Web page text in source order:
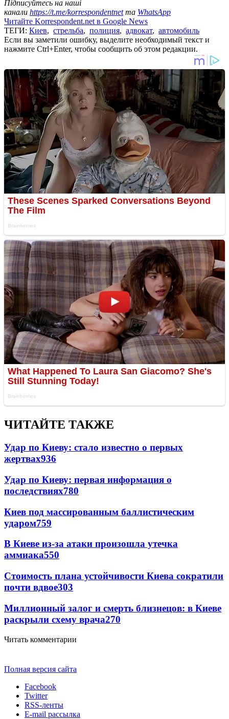
Підписуйтесь на наші
канали https://t.me/korrespondentnetта WhatsApp
Читайте Korrespondent.net в Google News
ТЕГИ: Киев, стрельба, полиция, адвокат, автомобиль
Если вы заметили ошибку, выделите необходимый текст и
нажмите Ctrl+Enter, чтобы сообщить об этом редакции.
ЧИТАЙТЕ ТАКЖЕ
Удар по Киеву: стало известно о первых
жертвах936
Удар по Киеву: первая информация о
последствиях780
Киев под массированным баллистическим
ударом759
В Киеве из-за атаки произошла утечка
аммиака550
Стоимость плана устойчивости Киева сократили
почти вдвое303
Миллионный залог и смерть близнецов: в Киеве
раскрыли схему врача270
Читать комментарии
Полная версия сайта
Facebook
Twitter
RSS-ленты
E-mail рассылка